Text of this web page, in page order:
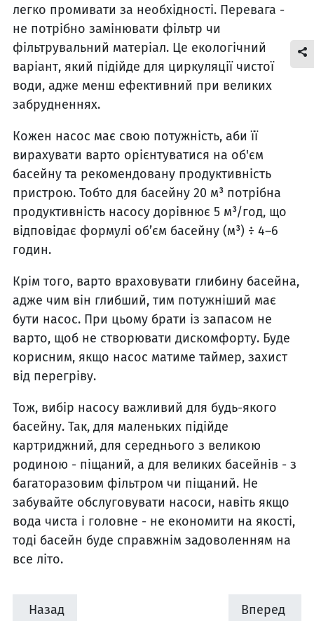
легко промивати за необхідності. Перевага -
не потрібно замінювати фільтр чи
фільтрувальний матеріал. Це екологічний
варіант, який підійде для циркуляції чистої
води, адже менш ефективний при великих
забрудненнях.
Кожен насос має свою потужність, аби її
вирахувати варто орієнтуватися на об'єм
басейну та рекомендовану продуктивність
пристрою. Тобто для басейну 20 м³ потрібна
продуктивність насосу дорівнює 5 м³/год, що
відповідає формулі об’єм басейну (м³) ÷ 4–6
годин.
Крім того, варто враховувати глибину басейна,
адже чим він глибший, тим потужніший має
бути насос. При цьому брати із запасом не
варто, щоб не створювати дискомфорту. Буде
корисним, якщо насос матиме таймер, захист
від перегріву.
Тож, вибір насосу важливий для будь-якого
басейну. Так, для маленьких підійде
картриджний, для середнього з великою
родиною - піщаний, а для великих басейнів - з
багаторазовим фільтром чи піщаний. Не
забувайте обслуговувати насоси, навіть якщо
вода чиста і головне - не економити на якості,
тоді басейн буде справжнім задоволенням на
все літо.
Назад Вперед